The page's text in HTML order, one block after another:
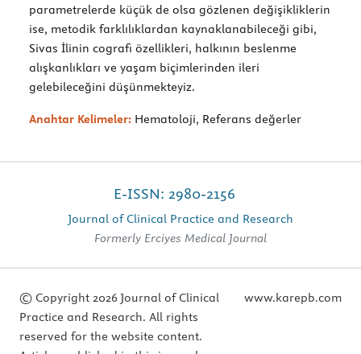
parametrelerde küçük de olsa gözlenen değişikliklerin
ise, metodik farklılıklardan kaynaklanabileceği gibi,
Sivas İlinin cografi özellikleri, halkının beslenme
alışkanlıkları ve yaşam biçimlerinden ileri
gelebileceğini düşünmekteyiz.
Anahtar Kelimeler: Hematoloji, Referans değerler
E-ISSN: 2980-2156
Journal of Clinical Practice and Research
Formerly Erciyes Medical Journal
© Copyright 2026 Journal of Clinical
Practice and Research. All rights
reserved for the website content.
www.karepb.com